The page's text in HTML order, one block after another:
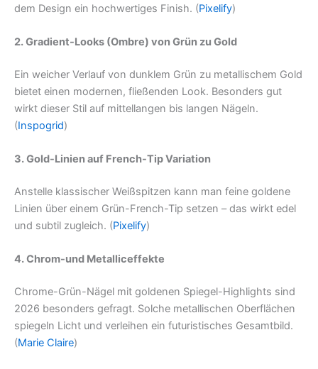
dem Design ein hochwertiges Finish. (Pixelify)
2. Gradient-Looks (Ombre) von Grün zu Gold
Ein weicher Verlauf von dunklem Grün zu metallischem Gold
bietet einen modernen, fließenden Look. Besonders gut
wirkt dieser Stil auf mittellangen bis langen Nägeln.
(Inspogrid)
3. Gold-Linien auf French-Tip Variation
Anstelle klassischer Weißspitzen kann man feine goldene
Linien über einem Grün-French-Tip setzen – das wirkt edel
und subtil zugleich. (Pixelify)
4. Chrom-und Metalliceffekte
Chrome-Grün-Nägel mit goldenen Spiegel-Highlights sind
2026 besonders gefragt. Solche metallischen Oberflächen
spiegeln Licht und verleihen ein futuristisches Gesamtbild.
(Marie Claire)